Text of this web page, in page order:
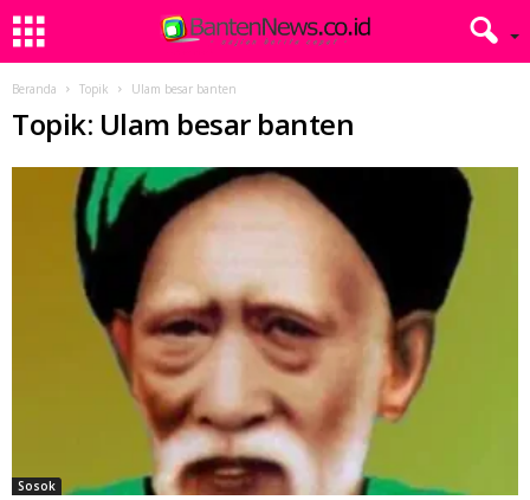
Beranda Topik Ulam besar banten
Topik: Ulam besar banten
Sosok